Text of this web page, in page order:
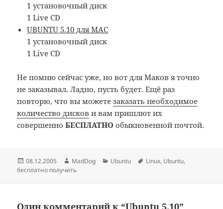
1 установочный диск
1 Live CD
UBUNTU 5.10 для MAC
1 установочный диск
1 Live CD
Не помню сейчас уже, но вот для Маков я точно
не заказывал. Ладно, пусть будет. Ещё раз
повторю, что вы можетезаказать необходимое
количество дисков и вам пришлют их
совершенноБЕСПЛАТНОобыкновенной почтой.
Опубликовано
08.12.2005 Автор
MadDog Рубрики
Ubuntu Метки
Linux, Ubuntu,
бесплатно получить
Один комментарий к “Ubuntu 5.10”